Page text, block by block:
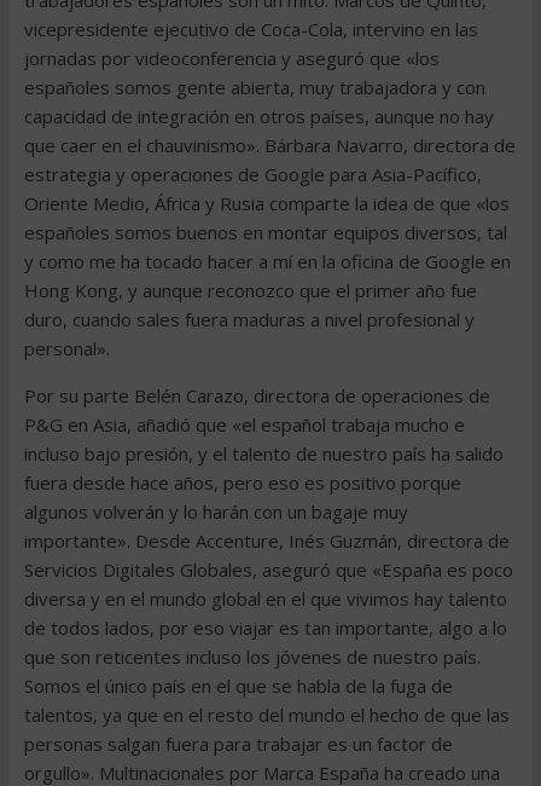
vicepresidente ejecutivo de Coca-Cola, intervino en las
jornadas por videoconferencia y aseguró que «los
españoles somos gente abierta, muy trabajadora y con
capacidad de integración en otros países, aunque no hay
que caer en el chauvinismo». Bárbara Navarro, directora de
estrategia y operaciones de Google para Asia-Pacífico,
Oriente Medio, África y Rusia comparte la idea de que «los
españoles somos buenos en montar equipos diversos, tal
y como me ha tocado hacer a mí en la oficina de Google en
Hong Kong, y aunque reconozco que el primer año fue
duro, cuando sales fuera maduras a nivel profesional y
personal».
Por su parte Belén Carazo, directora de operaciones de
P&G en Asia, añadió que «el español trabaja mucho e
incluso bajo presión, y el talento de nuestro país ha salido
fuera desde hace años, pero eso es positivo porque
algunos volverán y lo harán con un bagaje muy
importante». Desde Accenture, Inés Guzmán, directora de
Servicios Digitales Globales, aseguró que «España es poco
diversa y en el mundo global en el que vivimos hay talento
de todos lados, por eso viajar es tan importante, algo a lo
que son reticentes incluso los jóvenes de nuestro país.
Somos el único país en el que se habla de la fuga de
talentos, ya que en el resto del mundo el hecho de que las
personas salgan fuera para trabajar es un factor de
orgullo». Multinacionales por Marca España ha creado una